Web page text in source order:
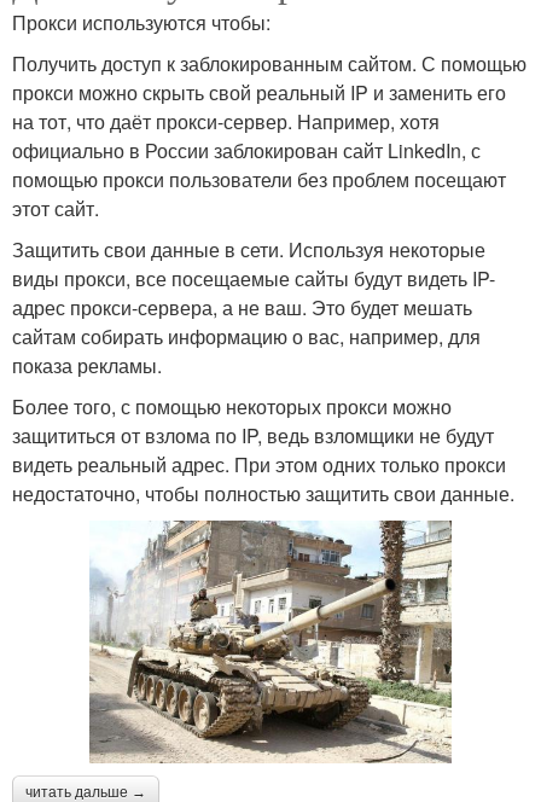
Прокси используются чтобы:
Получить доступ к заблокированным сайтом. С помощью
прокси можно скрыть свой реальный IP и заменить его
на тот, что даёт прокси-сервер. Например, хотя
официально в России заблокирован сайт LinkedIn, с
помощью прокси пользователи без проблем посещают
этот сайт.
Защитить свои данные в сети. Используя некоторые
виды прокси, все посещаемые сайты будут видеть IP-
адрес прокси-сервера, а не ваш. Это будет мешать
сайтам собирать информацию о вас, например, для
показа рекламы.
Более того, с помощью некоторых прокси можно
защититься от взлома по IP, ведь взломщики не будут
видеть реальный адрес. При этом одних только прокси
недостаточно, чтобы полностью защитить свои данные.
читать дальше →